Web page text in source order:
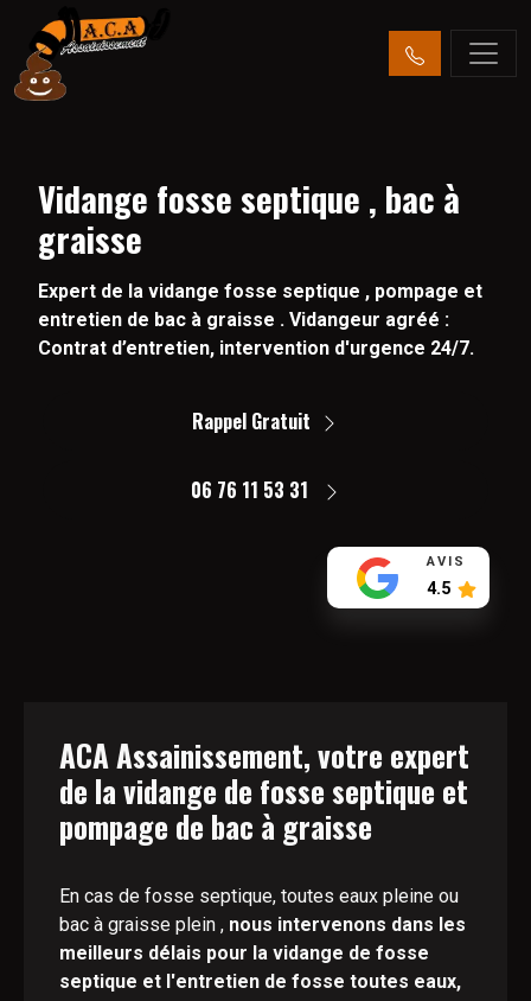
Vidange fosse septique , bac à
graisse
Expert de la vidange fosse septique , pompage et
entretien de bac à graisse . Vidangeur agréé :
Contrat d’entretien, intervention d'urgence 24/7.
Rappel Gratuit
06 76 11 53 31
AVIS
4.5
ACA Assainissement, votre expert
de la vidange de fosse septique et
pompage de bac à graisse
En cas de fosse septique, toutes eaux pleine ou
bac à graisse plein , nous intervenons dans les
meilleurs délais pour la vidange de fosse
septique et l'entretien de fosse toutes eaux,